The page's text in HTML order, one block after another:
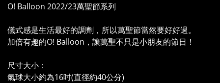
O! Balloon 2022/23萬聖節系列
儀式感是生活最好的調劑，所以萬聖節當然要好好過。
加倍有趣的O! Balloon，讓萬聖不只是小朋友的節日！
尺寸大小：
氣球大小約為16吋(直徑約40公分)